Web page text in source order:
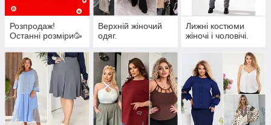
Розпродаж!
Останні розміри🥳
Верхній жіночий
одяг.
Лижні костюми
жіночі і чоловічі.